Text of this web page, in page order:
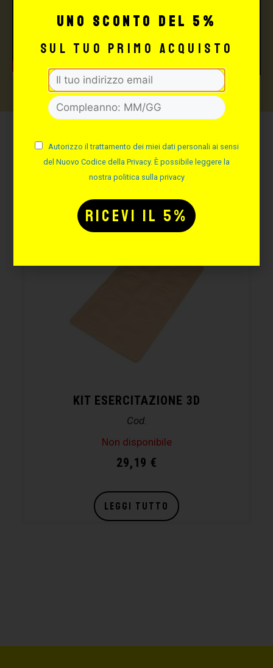
Potrebbe interessarti
anche:
KIT ESERCITAZIONE 3D
Cod.
Non disponibile
29,19 €
LEGGI TUTTO
uno sconto del 5%
sul tuo primo acquisto
Autorizzo il trattamento dei miei dati personali ai sensi
del Nuovo Codice della Privacy. È possibile leggere la
nostra politica sulla privacy